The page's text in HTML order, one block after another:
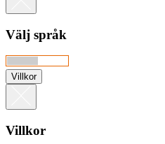
Välj språk
Villkor
Villkor